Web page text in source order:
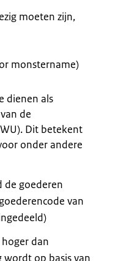
moeten zijn,
monstername)
dienen als
de
Dit betekent
onder andere
de goederen
van
dan
wordt op basis van